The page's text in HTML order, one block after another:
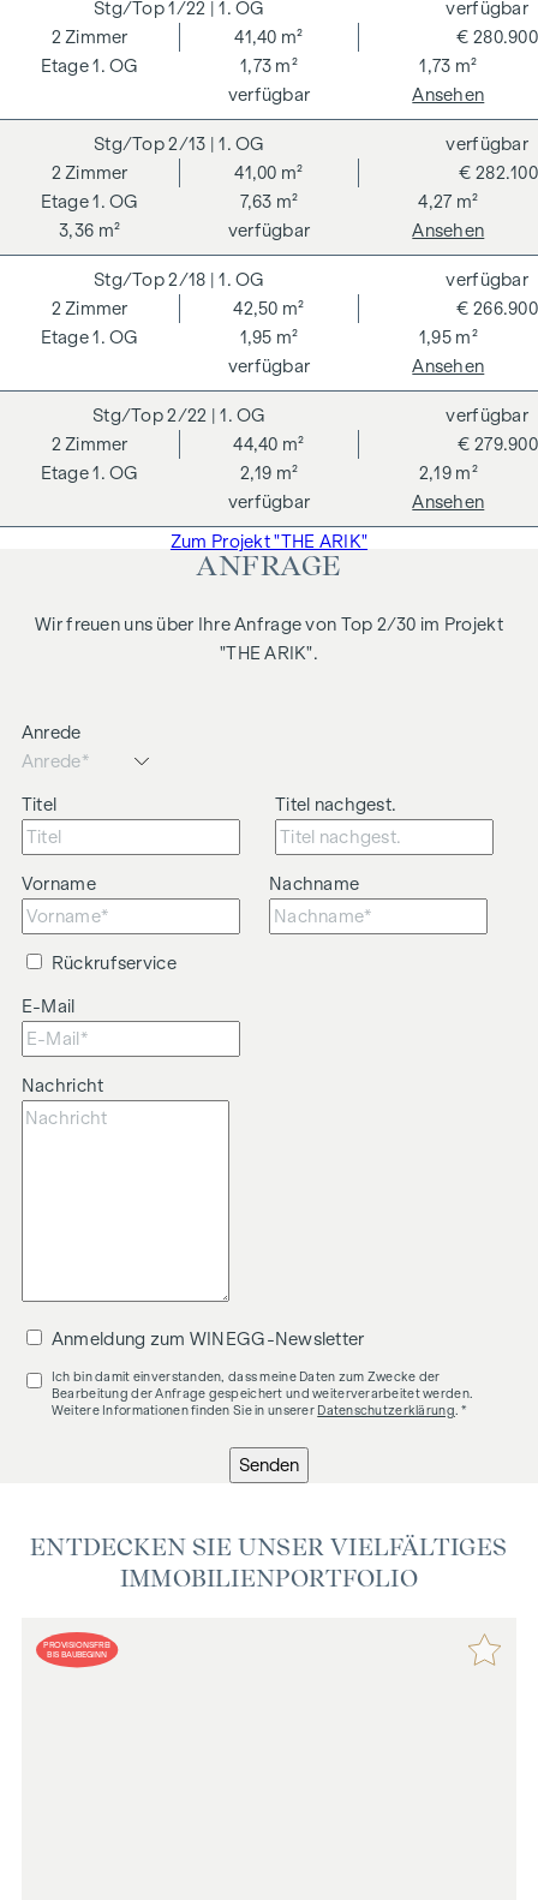
wir als Doppelmakler tätig sind. Die Vertragserrichtung und
Treuhandabwicklung ist gebunden an ARNOLD
Rechtsanwälte GmbH, Stoß im Himmel 1, 1010 Wien. Die
Kosten betragen 1,5 % des Kaufpreises zzgl. 20 % USt. sowie
Barauslagen und Beglaubigung.
**Der Verkäufer übernimmt befristet die
Vertragserrichtungskosten in Höhe von 1,5 % des
Kaufpreises zzgl. 20 % USt. Gültig bis 31.07.2026.
Wir weisen darauf hin, dass zwischen dem Vermittler und
dem zu vermittelnden Dritten ein familiäres oder
wirtschaftliches Naheverhältnis besteht.
Der Vermittler ist als Doppelmakler tätig.
1/22 | 1. OG
1. OG
2Zimmer
41,40 m²
1,73 m²
1,73 m²
€ 280.900
verfügbar
verfügbar
Ansehen
2/13 | 1. OG
1. OG
2Zimmer
41,00 m²
7,63 m²
4,27 m²
3,36 m²
€ 282.100
verfügbar
verfügbar
Ansehen
2/18 | 1. OG
1. OG
2Zimmer
42,50 m²
1,95 m²
1,95 m²
€ 266.900
verfügbar
verfügbar
Ansehen
2/22 | 1. OG
1. OG
2Zimmer
44,40 m²
2,19 m²
2,19 m²
€ 279.900
verfügbar
verfügbar
Ansehen
Zum Projekt "THE ARIK"
ANFRAGE
Wir freuen uns über Ihre Anfrage von Top 2/30 im Projekt
"THE ARIK".
Anrede
Titel Titel nachgest.
Vorname Nachname
Rückrufservice
E-Mail
Nachricht
Anmeldung zum WINEGG-Newsletter
Ich bin damit einverstanden, dass meine Daten zum Zwecke der
Bearbeitung der Anfrage gespeichert und weiterverarbeitet werden.
Weitere Informationen finden Sie in unserer Datenschutzerklärung. *
Senden
ENTDECKEN SIE UNSER VIELFÄLTIGES
IMMOBILIENPORTFOLIO
PROVISIONSFREI
BIS BAUBEGINN